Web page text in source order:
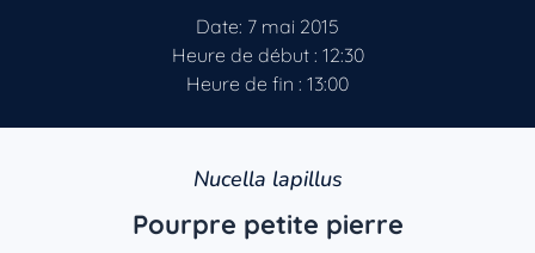
Date: 7 mai 2015
Heure de début : 12:30
Heure de fin : 13:00
Nucella lapillus
Pourpre petite pierre